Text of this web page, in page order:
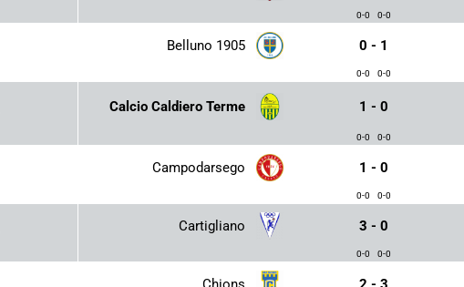
0-0 0-0
Belluno 1905 0 - 1
0-0 0-0
Calcio Caldiero Terme 1 - 0
0-0 0-0
Campodarsego 1 - 0
0-0 0-0
Cartigliano 3 - 0
0-0 0-0